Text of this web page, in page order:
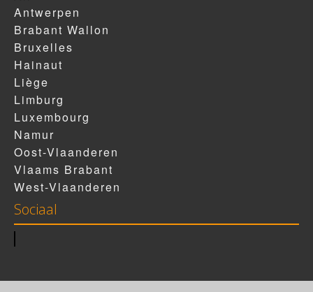
Antwerpen
Brabant Wallon
Bruxelles
Hainaut
Liège
Limburg
Luxembourg
Namur
Oost-Vlaanderen
Vlaams Brabant
West-Vlaanderen
Sociaal